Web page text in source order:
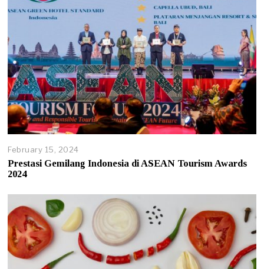
February 15, 2024
Prestasi Gemilang Indonesia di ASEAN Tourism Awards
2024